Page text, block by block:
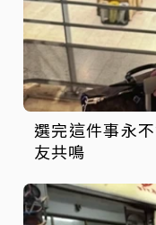
選完這件事永
友共鳴